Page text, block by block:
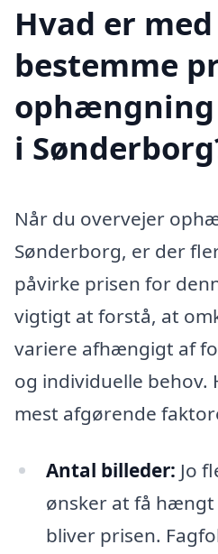
Hvad er
bestemme
i
Når du overvejer
Sønderborg, er der
påvirke prisen for
vigtigt at forstå, at
variere afhængigt af
og individuelle behov.
mest afgørende
Antal billeder: Jo
ønsker at få
bliver prisen.